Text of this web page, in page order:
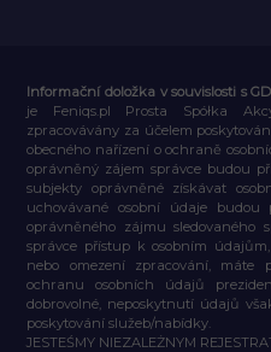
Informační doložka v souvislosti s
je Feniqs.pl Prosta Spółka
zpracovávány za účelem
obecného nařízení o ochraně
oprávněný zájem správce budou
subjekty oprávněné získávat
uchovávané osobní údaje
oprávněného zájmu sledovaného
správce přístup k osobním
nebo omezení zpracování,
ochranu osobních údajů
dobrovolné, neposkytnutí údajů
poskytování služeb/nabídky.
JESTEŚMY NIEZALEŻNYM